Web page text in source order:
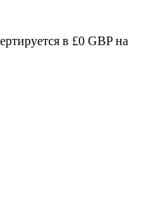
в £0 GBP на